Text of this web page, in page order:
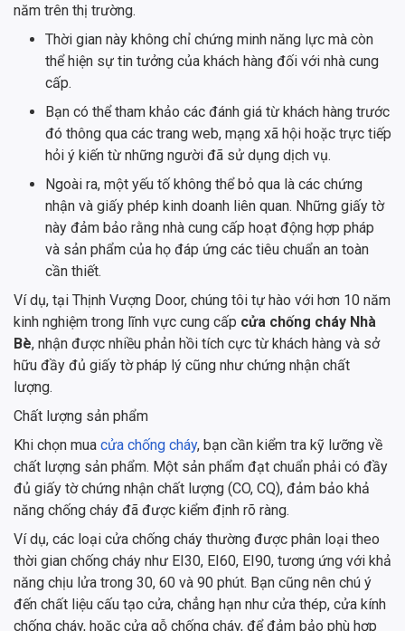
năm trên thị trường.
Thời gian này không chỉ chứng minh năng lực mà còn
thể hiện sự tin tưởng của khách hàng đối với nhà cung
cấp.
Bạn có thể tham khảo các đánh giá từ khách hàng trước
đó thông qua các trang web, mạng xã hội hoặc trực tiếp
hỏi ý kiến từ những người đã sử dụng dịch vụ.
Ngoài ra, một yếu tố không thể bỏ qua là các chứng
nhận và giấy phép kinh doanh liên quan. Những giấy tờ
này đảm bảo rằng nhà cung cấp hoạt động hợp pháp
và sản phẩm của họ đáp ứng các tiêu chuẩn an toàn
cần thiết.
Ví dụ, tại Thịnh Vượng Door, chúng tôi tự hào với hơn 10 năm
kinh nghiệm trong lĩnh vực cung cấp cửa chống cháy Nhà
Bè, nhận được nhiều phản hồi tích cực từ khách hàng và sở
hữu đầy đủ giấy tờ pháp lý cũng như chứng nhận chất
lượng.
Chất lượng sản phẩm
Khi chọn mua cửa chống cháy, bạn cần kiểm tra kỹ lưỡng về
chất lượng sản phẩm. Một sản phẩm đạt chuẩn phải có đầy
đủ giấy tờ chứng nhận chất lượng (CO, CQ), đảm bảo khả
năng chống cháy đã được kiểm định rõ ràng.
Ví dụ, các loại cửa chống cháy thường được phân loại theo
thời gian chống cháy như EI30, EI60, EI90, tương ứng với khả
năng chịu lửa trong 30, 60 và 90 phút. Bạn cũng nên chú ý
đến chất liệu cấu tạo cửa, chẳng hạn như cửa thép, cửa kính
chống cháy, hoặc cửa gỗ chống cháy, để đảm bảo phù hợp